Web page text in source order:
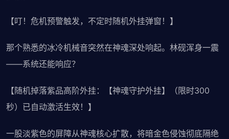
【叮！危机预警触发，不定时随机外挂弹窗！】
那个熟悉的冰冷机械音突然在神魂深处响起。林砚浑身一震
——系统还能响应？
【随机掉落紫品高阶外挂：【神魂守护外挂】（限时300
秒）已自动激活生效！】
一股淡紫色的屏障从神魂核心扩散，将暗金色侵蚀彻底隔绝